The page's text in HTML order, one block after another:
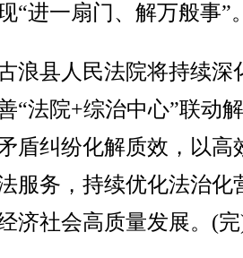
“进一扇门、解万般事”
县人民法院将持续深
“法院+综治中心”联动
盾纠纷化解质效，以高
服务，持续优化法治化
济社会高质量发展。(